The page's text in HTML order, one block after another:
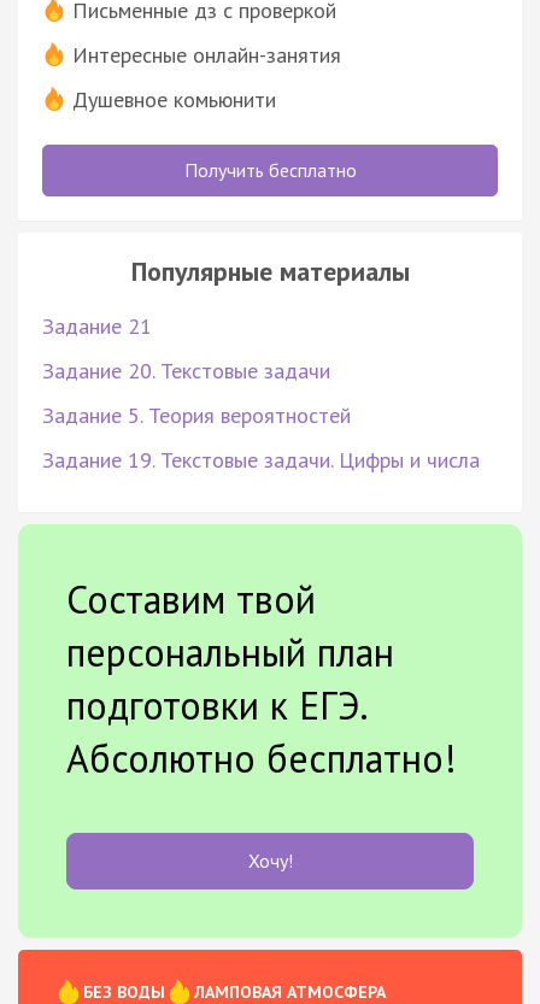
Письменные дз с проверкой
Интересные онлайн-занятия
Душевное комьюнити
Получить бесплатно
Популярные материалы
Задание 21
Задание 20. Текстовые задачи
Задание 5. Теория вероятностей
Задание 19. Текстовые задачи. Цифры и числа
Составим твой
персональный план
подготовки к ЕГЭ.
Абсолютно бесплатно!
Хочу!
БЕЗ ВОДЫ
ЛАМПОВАЯ АТМОСФЕРА